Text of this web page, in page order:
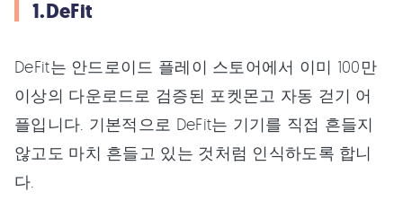
1.DeFit
DeFit는 안드로이드 플레이 스토어에서 이미 100만
이상의 다운로드로 검증된 포켓몬고 자동 걷기 어
플입니다. 기본적으로 DeFit는 기기를 직접 흔들지
않고도 마치 흔들고 있는 것처럼 인식하도록 합니
다.